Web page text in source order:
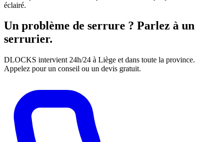
éclairé.
Un problème de serrure ? Parlez à un
serrurier.
DLOCKS intervient 24h/24 à Liège et dans toute la province.
Appelez pour un conseil ou un devis gratuit.